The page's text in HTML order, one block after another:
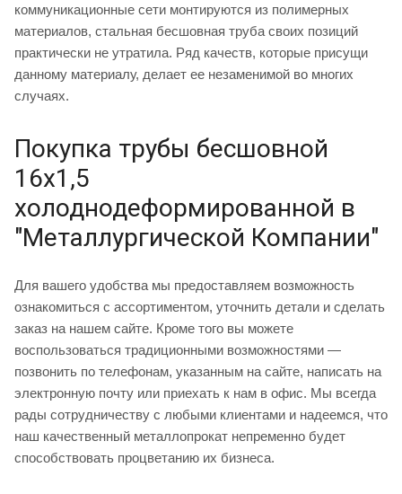
коммуникационные сети монтируются из полимерных
материалов, стальная бесшовная труба своих позиций
практически не утратила. Ряд качеств, которые присущи
данному материалу, делает ее незаменимой во многих
случаях.
Покупка трубы бесшовной
16х1,5
холоднодеформированной в
"Металлургической Компании"
Для вашего удобства мы предоставляем возможность
ознакомиться с ассортиментом, уточнить детали и сделать
заказ на нашем сайте. Кроме того вы можете
воспользоваться традиционными возможностями —
позвонить по телефонам, указанным на сайте, написать на
электронную почту или приехать к нам в офис. Мы всегда
рады сотрудничеству с любыми клиентами и надеемся, что
наш качественный металлопрокат непременно будет
способствовать процветанию их бизнеса.